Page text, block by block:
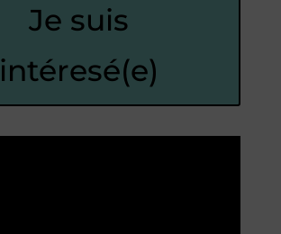
Je suis
intéresé(e)